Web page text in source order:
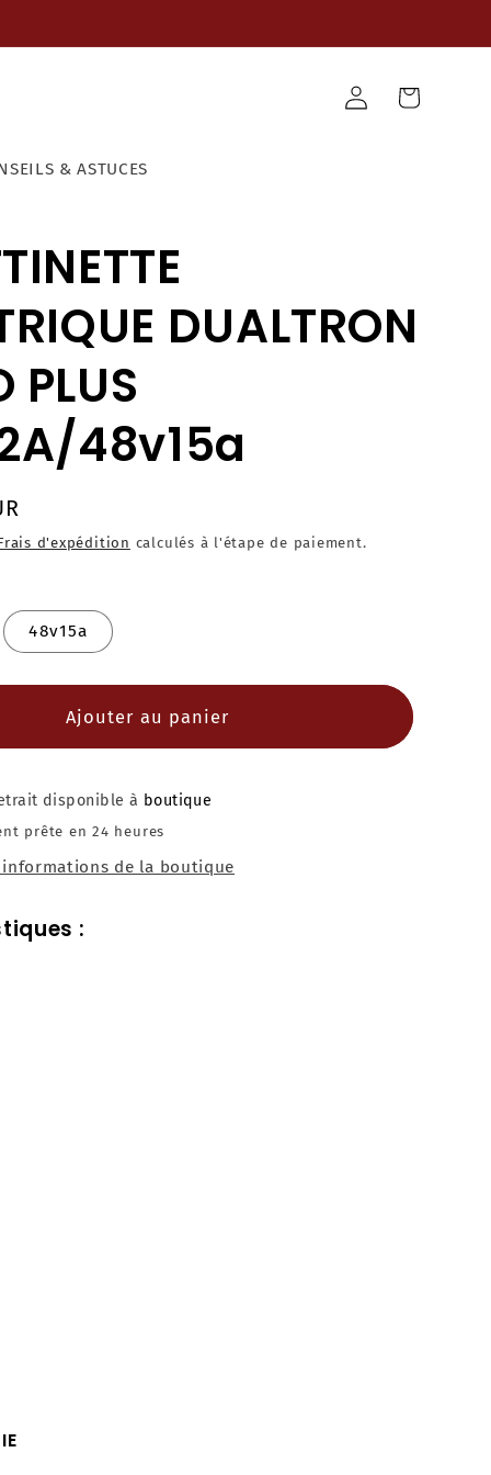
& ASTUCES
ConnexionPanier
DUALTRON
PLUS
48v15a
d'expédition calculés à l'étape de paiement.
48v15a
Ajouter au panier
disponible à boutique
prête en 24 heures
de la boutique
: